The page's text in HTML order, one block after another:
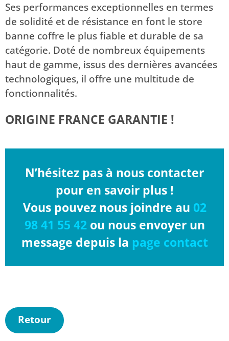
Ses performances exceptionnelles en termes
de solidité et de résistance en font le store
banne coffre le plus fiable et durable de sa
catégorie. Doté de nombreux équipements
haut de gamme, issus des dernières avancées
technologiques, il offre une multitude de
fonctionnalités.
ORIGINE FRANCE GARANTIE !
N’hésitez pas à nous contacter
pour en savoir plus !
Vous pouvez nous joindre au 02
98 41 55 42ou nous envoyer un
message depuis la page contact
Retour